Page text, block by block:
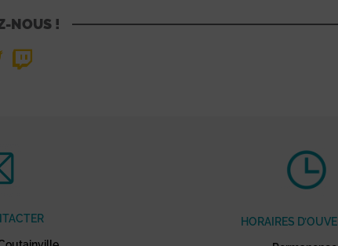
NOUS !
HORAIRES